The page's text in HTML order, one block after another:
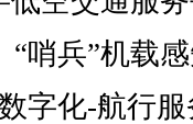
哨兵”机载
字化-航行